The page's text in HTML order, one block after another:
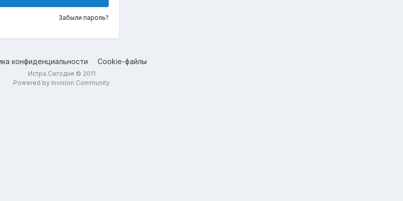
Забыли пароль?
конфиденциальности Cookie-файлы
Истра.Сегодня © 2011
Powered by Invision Community